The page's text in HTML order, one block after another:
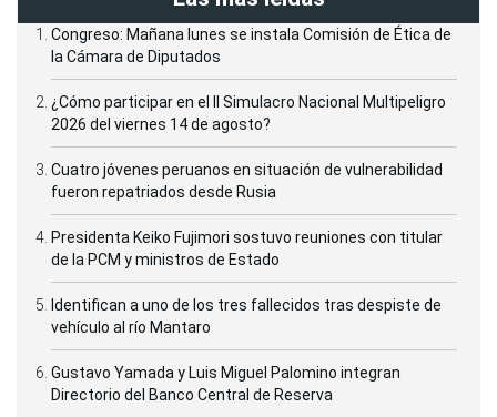
Congreso: Mañana lunes se instala Comisión de Ética de
la Cámara de Diputados
¿Cómo participar en el II Simulacro Nacional Multipeligro
2026 del viernes 14 de agosto?
Cuatro jóvenes peruanos en situación de vulnerabilidad
fueron repatriados desde Rusia
Presidenta Keiko Fujimori sostuvo reuniones con titular
de la PCM y ministros de Estado
Identifican a uno de los tres fallecidos tras despiste de
vehículo al río Mantaro
Gustavo Yamada y Luis Miguel Palomino integran
Directorio del Banco Central de Reserva